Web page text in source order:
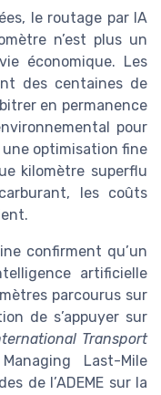
le routage par IA
n’est plus un
économique. Les
des centaines de
en permanence
pour
optimisation fine
kilomètre superflu
les coûts
confirment qu’un
artificielle
parcourus sur
de s’appuyer sur
Transport
Last-Mile
de l’ADEME sur la